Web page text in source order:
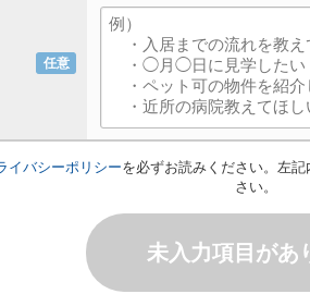
任意
イバシーポリシーを必ずお読みください。左
さい。
未入力項目があ